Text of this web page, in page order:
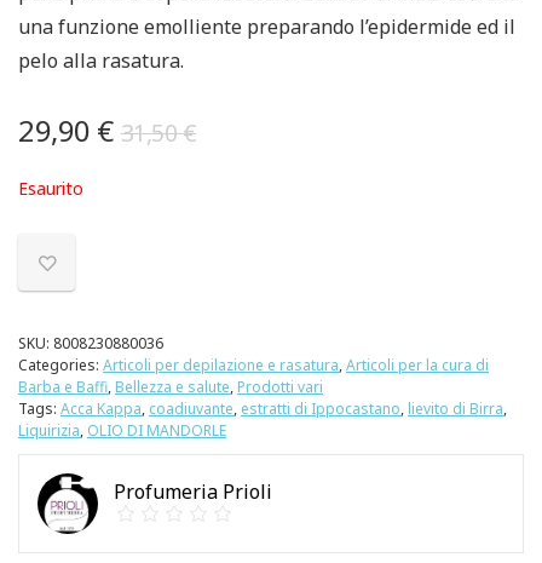
una funzione emolliente preparando l’epidermide ed il
pelo alla rasatura.
31,50€
29,90 €
Esaurito
SKU: 8008230880036
Categories: Articoli per depilazione e rasatura,Articoli per la cura di
Barba e Baffi, Bellezza e salute, Prodotti vari
Tags: Acca Kappa, coadiuvante, estratti di Ippocastano, lievito di Birra,
Liquirizia, OLIO DI MANDORLE
Profumeria Prioli